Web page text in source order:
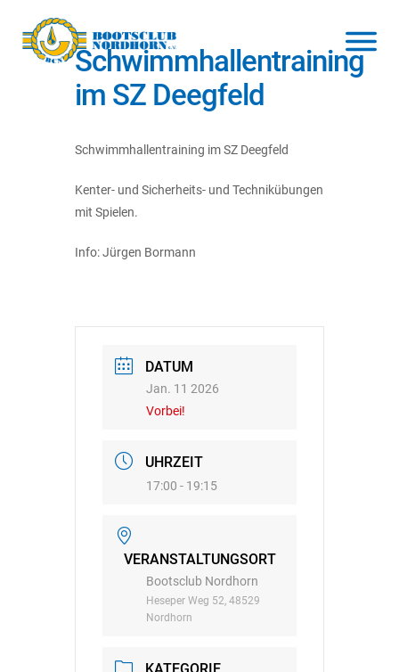
Schwimmhallentraining
im SZ Deegfeld
Schwimmhallentraining im SZ Deegfeld
Kenter- und Sicherheits- und Technikübungen
mit Spielen.
Info: Jürgen Bormann
DATUM
Jan. 11 2026
Vorbei!
UHRZEIT
17:00 - 19:15
VERANSTALTUNGSORT
Bootsclub Nordhorn
Heseper Weg 52, 48529
Nordhorn